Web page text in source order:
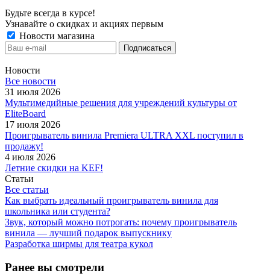
Будьте всегда в курсе!
Узнавайте о скидках и акциях первым
Новости магазина
Новости
Все новости
31 июля 2026
Мультимедийные решения для учреждений культуры от
EliteBoard
17 июля 2026
Проигрыватель винила Premiera ULTRA XXL поступил в
продажу!
4 июля 2026
Летние скидки на KEF!
Статьи
Все статьи
Как выбрать идеальный проигрыватель винила для
школьника или студента?
Звук, который можно потрогать: почему проигрыватель
винила — лучший подарок выпускнику
Разработка ширмы для театра кукол
Ранее вы смотрели